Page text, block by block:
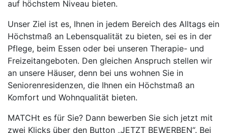
auf höchstem Niveau bieten.
Unser Ziel ist es, Ihnen in jedem Bereich des Alltags ein
Höchstmaß an Lebensqualität zu bieten, sei es in der
Pflege, beim Essen oder bei unseren Therapie- und
Freizeitangeboten. Den gleichen Anspruch stellen wir
an unsere Häuser, denn bei uns wohnen Sie in
Seniorenresidenzen, die Ihnen ein Höchstmaß an
Komfort und Wohnqualität bieten.
MATCHt es für Sie? Dann bewerben Sie sich jetzt mit
zwei Klicks über den Button „JETZT BEWERBEN“. Bei